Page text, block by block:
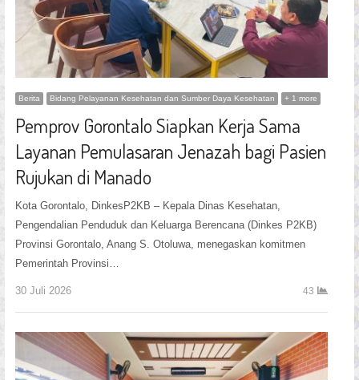
Berita Bidang Pelayanan Kesehatan dan Sumber Daya Kesehatan + 1 more
Pemprov Gorontalo Siapkan Kerja Sama
Layanan Pemulasaran Jenazah bagi Pasien
Rujukan di Manado
Kota Gorontalo, DinkesP2KB – Kepala Dinas Kesehatan,
Pengendalian Penduduk dan Keluarga Berencana (Dinkes P2KB)
Provinsi Gorontalo, Anang S. Otoluwa, menegaskan komitmen
Pemerintah Provinsi…
30 Juli 2026 43